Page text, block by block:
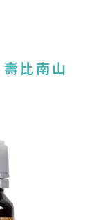
比南山